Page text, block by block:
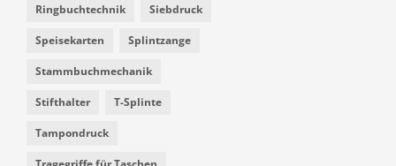
Ringbuchtechnik Siebdruck
Speisekarten Splintzange
Stammbuchmechanik
Stifthalter T-Splinte
Tampondruck